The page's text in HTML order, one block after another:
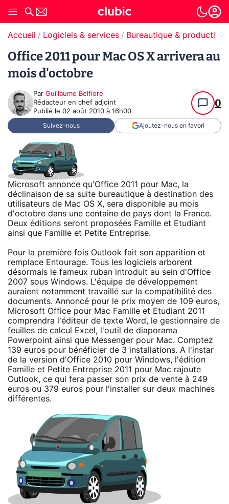
Accueil Logiciels & services Bureautique & productivité
Office 2011 pour Mac OS X arrivera au
mois d'octobre
Par Guillaume Belfiore
Rédacteur en chef adjoint
Publié le 02 août 2010 à 16h00
0
Suivez-nous Ajoutez-nous en favori
Microsoft annonce qu'Office 2011 pour Mac, la
déclinaison de sa suite bureautique à destination des
utilisateurs de Mac OS X, sera disponible au mois
d'octobre dans une centaine de pays dont la France.
Deux éditions seront proposées Famille et Etudiant
ainsi que Famille et Petite Entreprise.
Pour la première fois Outlook fait son apparition et
remplace Entourage. Tous les logiciels arborent
désormais le fameux ruban introduit au sein d'Office
2007 sous Windows. L'équipe de développement
auraient notamment travaillé sur la compatibilité des
documents. Annoncé pour le prix moyen de 109 euros,
Microsoft Office pour Mac Famille et Etudiant 2011
comprendra l'éditeur de texte Word, le gestionnaire de
feuilles de calcul Excel, l'outil de diaporama
Powerpoint ainsi que Messenger pour Mac. Comptez
139 euros pour bénéficier de 3 installations. A l'instar
de la version d'Office 2010 pour Windows, l'édition
Famille et Petite Entreprise 2011 pour Mac rajoute
Outlook, ce qui fera passer son prix de vente à 249
euros ou 379 euros pour l'installer sur deux machines
différentes.